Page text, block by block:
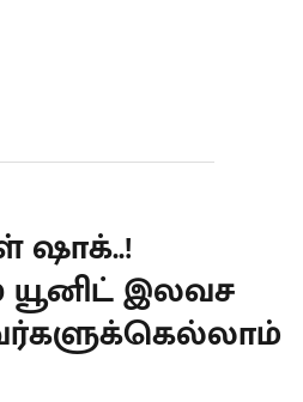
ஷாக்..!
யூனிட் இலவச